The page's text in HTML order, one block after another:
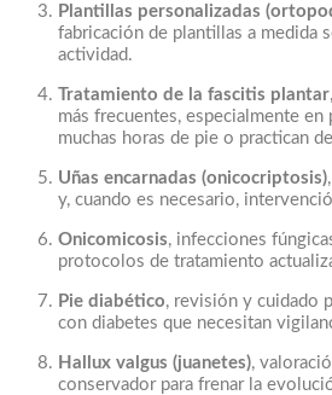
Plantillas personalizadas
fabricación de plantillas a medida
actividad.
Tratamiento de la fascitis plantar
más frecuentes, especialmente en
muchas horas de pie o practican
Uñas encarnadas (onicocriptosis)
y, cuando es necesario,
Onicomicosis, infecciones
protocolos de tratamiento
Pie diabético, revisión y cuidado
con diabetes que necesitan
Hallux valgus (juanetes),
conservador para frenar la